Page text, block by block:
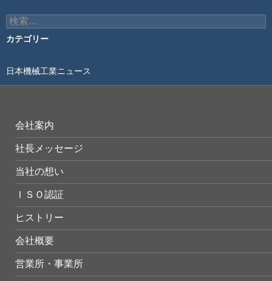
検
索:
カテゴリー
日本機械工業ニュース
会社案内
社長メッセージ
当社の想い
ＩＳＯ認証
ヒストリー
会社概要
営業所・事業所